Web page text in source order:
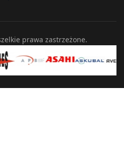
prawa zastrzeżone.